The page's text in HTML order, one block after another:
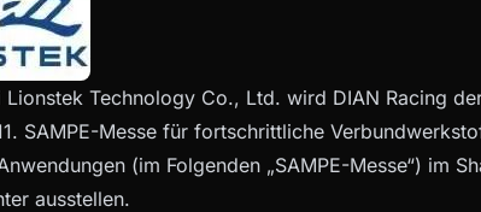
Technology Co., Ltd. wird DIAN Racing
SAMPE-Messe für fortschrittliche
(im Folgenden „SAMPE-Messe“) im
ausstellen.